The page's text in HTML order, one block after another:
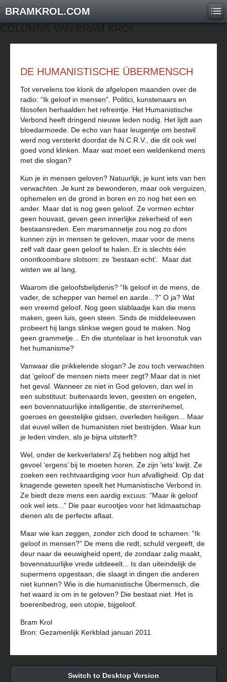
BRAMKROL.COM
DE HUMANISTISCHE ÜBERMENSCH
Tot vervelens toe klonk de afgelopen maanden over de
radio: “Ik geloof in mensen”. Politici, kunstenaars en
filosofen herhaalden het refreintje. Het Humanistische
Verbond heeft dringend nieuwe leden nodig. Het lijdt aan
bloedarmoede. De echo van haar leugentje om bestwil
werd nog versterkt doordat de N.C.R.V., die dit ook wel
goed vond klinken. Maar wat moet een weldenkend mens
met die slogan?
Kun je in mensen geloven? Natuurlijk, je kunt iets van hen
verwachten. Je kunt ze bewonderen, maar ook verguizen,
ophemelen en de grond in boren en zo nog het een en
ander. Maar dat is nog geen geloof. Ze vormen echter
geen houvast, geven geen innerlijke zekerheid of een
bestaansreden. Een marsmannetje zou nog zo dom
kunnen zijn in mensen te geloven, maar voor de mens
zelf valt daar geen geloof te halen. Er is slechts één
onontkoombare slotsom: ze ‘bestaan echt’. Maar dat
wisten we al lang.
Waarom die geloofsbelijdenis? “Ik geloof in de mens, de
vader, de schepper van hemel en aarde...?” O ja? Wat
een vreemd geloof. Nog geen slablaadje kan die mens
maken, geen luis, geen steen. Sinds de middeleeuwen
probeert hij langs slinkse wegen goud te maken. Nog
geen grammetje... En die stuntelaar is het kroonstuk van
het humanisme?
Vanwaar die prikkelende slogan? Je zou toch verwachten
dat ‘geloof’ de mensen niets meer zegt? Maar dat is niet
het geval. Wanneer ze niet in God geloven, dan wel in
een substituut: buitenaards leven, geesten en engelen,
een bovennatuurlijke intelligentie, de sterrenhemel,
goeroes en geestelijke gidsen, overleden heiligen... Maar
dat euvel willen de humanisten niet bestrijden. Waar kun
je leden vinden, als je bijna uitsterft?
Wel, onder de kerkverlaters! Zij hebben nog altijd het
gevoel ‘ergens’ bij te moeten horen. Ze zijn ‘iets’ kwijt. Ze
zoeken een rechtvaardiging voor hun afvalligheid. Op dat
knagende geweten speelt het Humanistische Verbond in.
Ze biedt deze mens een aardig excuus: “Maar ik geloof
ook wel iets...” Die paar eurootjes voor het lidmaatschap
dienen als de perfecte aflaat.
Maar wie kan zeggen, zonder zich dood te schamen: “Ik
geloof in mensen?” De mens die redt, schuld vergeeft, de
deur naar de eeuwigheid opent, de zondaar zalig maakt,
bovennatuurlijke vrede uitdeeelt... Is dan uiteindelijk de
supermens opgestaan, die slaagt in dingen die anderen
niet kunnen? Wie is die humanistische Übermensch, die
het waard is om in te geloven? Die bestaat niet. Het is
boerenbedrog, een utopie, bijgeloof.
Bram Krol
Bron: Gezamenlijk Kerkblad januari 2011
Switch to Desktop Version